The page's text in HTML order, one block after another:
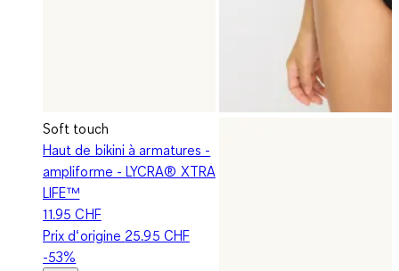
Soft touch
Haut de bikini à armatures -
ampliforme - LYCRA® XTRA
LIFE™
11.95 CHF
Prix d‘origine 25.95 CHF
-53%